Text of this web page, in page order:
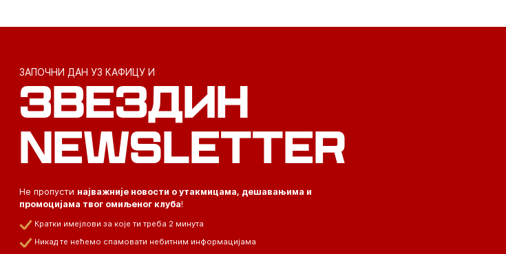
ЗАПОЧНИ ДАН УЗ КАФИЦУ И
ЗВЕЗДИН
NEWSLETTER
Не пропусти најважније новости о утакмицама, дешавањима и
промоцијама твог омиљеног клуба!
Кратки имејлови за које ти треба 2 минута
Никад те нећемо спамовати небитним информацијама